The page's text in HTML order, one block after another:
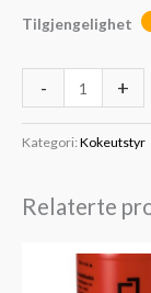
Tilgjengelighet
- +
Kategori: Kokeutstyr
Relaterte